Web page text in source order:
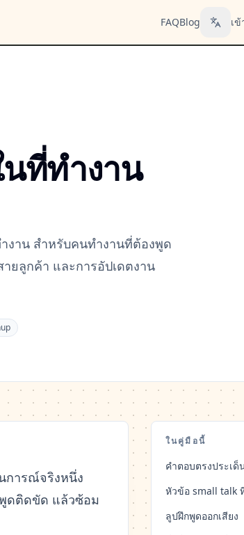
FAQBlog เ
ที่ทำงาน
งาน สำหรับคนทำงานที่ต้องพูด
ยลูกค้า และการอัปเดตงาน
การณ์จริงหนึ่ง
พูดติดขัด แล้วซ้อม
ในคู่มือนี้
คำตอบตรงประเด็
หัวข้อ small talk
ลูปฝึกพูดออกเสียง